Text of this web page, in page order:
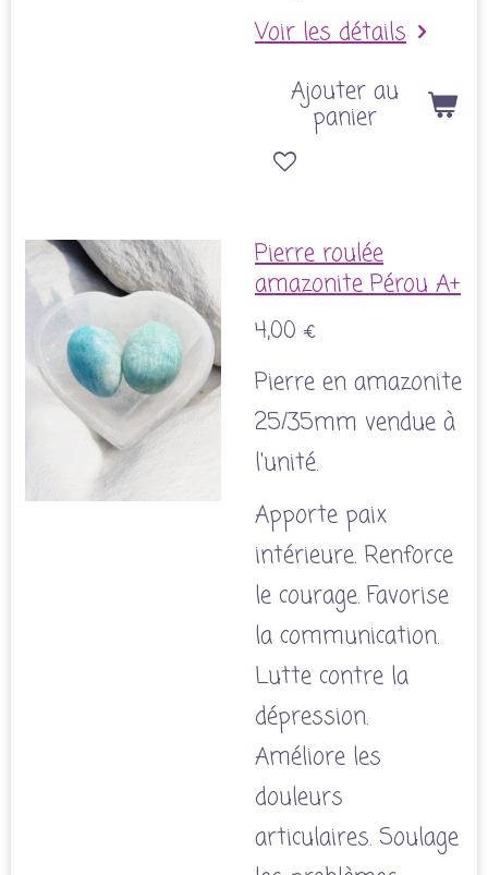
Voir les détails
Ajouter au
panier
Pierre roulée
amazonite Pérou A+
4,00 €
Pierre en amazonite
25/35mm vendue à
l'unité.
Apporte paix
intérieure. Renforce
le courage. Favorise
la communication.
Lutte contre la
dépression.
Améliore les
douleurs
articulaires. Soulage